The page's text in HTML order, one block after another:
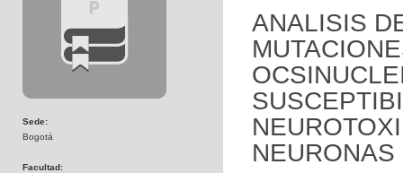
Sede:
Bogotá
Facultad:
ANALISIS